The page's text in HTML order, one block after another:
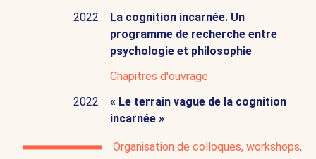
2022
La cognition incarnée. Un
programme de recherche entre
psychologie et philosophie
Chapitres d'ouvrage
2022
« Le terrain vague de la cognition
incarnée »
Organisation de colloques, workshops,